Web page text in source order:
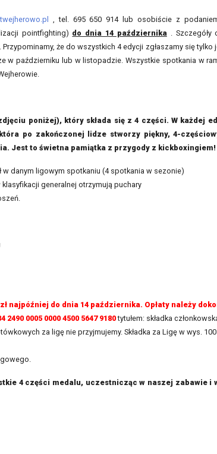
, tel. 695 650 914 lub osobiście z
pointfighting) do dnia 14 października. Szczegóły
. Przypominamy, że do wszystkich 4 edycji zgłaszamy się tylko
w październiku lub w listopadzie. Wszystkie spotkania w
poniżej), który składa się z 4 części. W każdej
po zakończonej lidze stworzy piękny, 4-
Jest to świetna pamiątka z przygody z kickboxingiem!
danym ligowym spotkaniu (4 spotkania w sezonie)
generalnej otrzymują puchary
najpóźniej do dnia 14 października. Opłaty należy
0005 0000 4500 5647 9180tytułem: składka
za ligę nie przyjmujemy. Składka za Ligę w wys. 100
4 części medalu, uczestnicząc w naszej zabawie i